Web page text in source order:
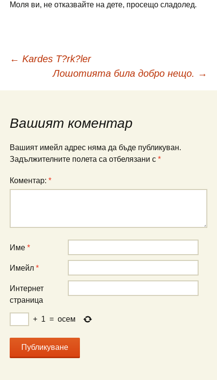
Моля ви, не отказвайте на дете, просещо сладолед.
Навигация
в
публикациите
← Kardes T?rk?ler
Лошотията била добро нещо. →
Вашият коментар
Вашият имейл адрес няма да бъде публикуван.
Задължителните полета са отбелязани с *
Коментар: *
Име *
Имейл *
Интернет
страница
+ 1 = осем